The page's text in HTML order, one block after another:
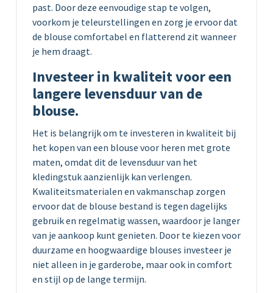
past. Door deze eenvoudige stap te volgen,
voorkom je teleurstellingen en zorg je ervoor dat
de blouse comfortabel en flatterend zit wanneer
je hem draagt.
Investeer in kwaliteit voor een
langere levensduur van de
blouse.
Het is belangrijk om te investeren in kwaliteit bij
het kopen van een blouse voor heren met grote
maten, omdat dit de levensduur van het
kledingstuk aanzienlijk kan verlengen.
Kwaliteitsmaterialen en vakmanschap zorgen
ervoor dat de blouse bestand is tegen dagelijks
gebruik en regelmatig wassen, waardoor je langer
van je aankoop kunt genieten. Door te kiezen voor
duurzame en hoogwaardige blouses investeer je
niet alleen in je garderobe, maar ook in comfort
en stijl op de lange termijn.